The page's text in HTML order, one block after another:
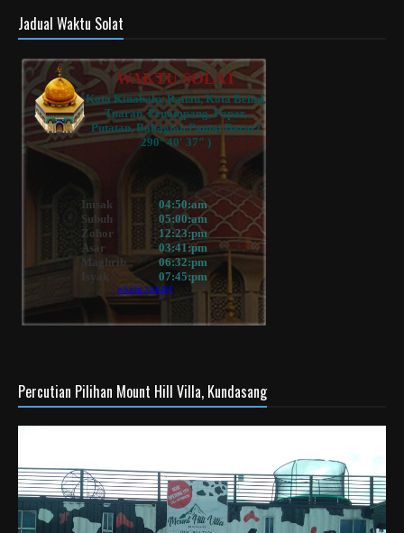
Jadual Waktu Solat
Percutian Pilihan Mount Hill Villa, Kundasang